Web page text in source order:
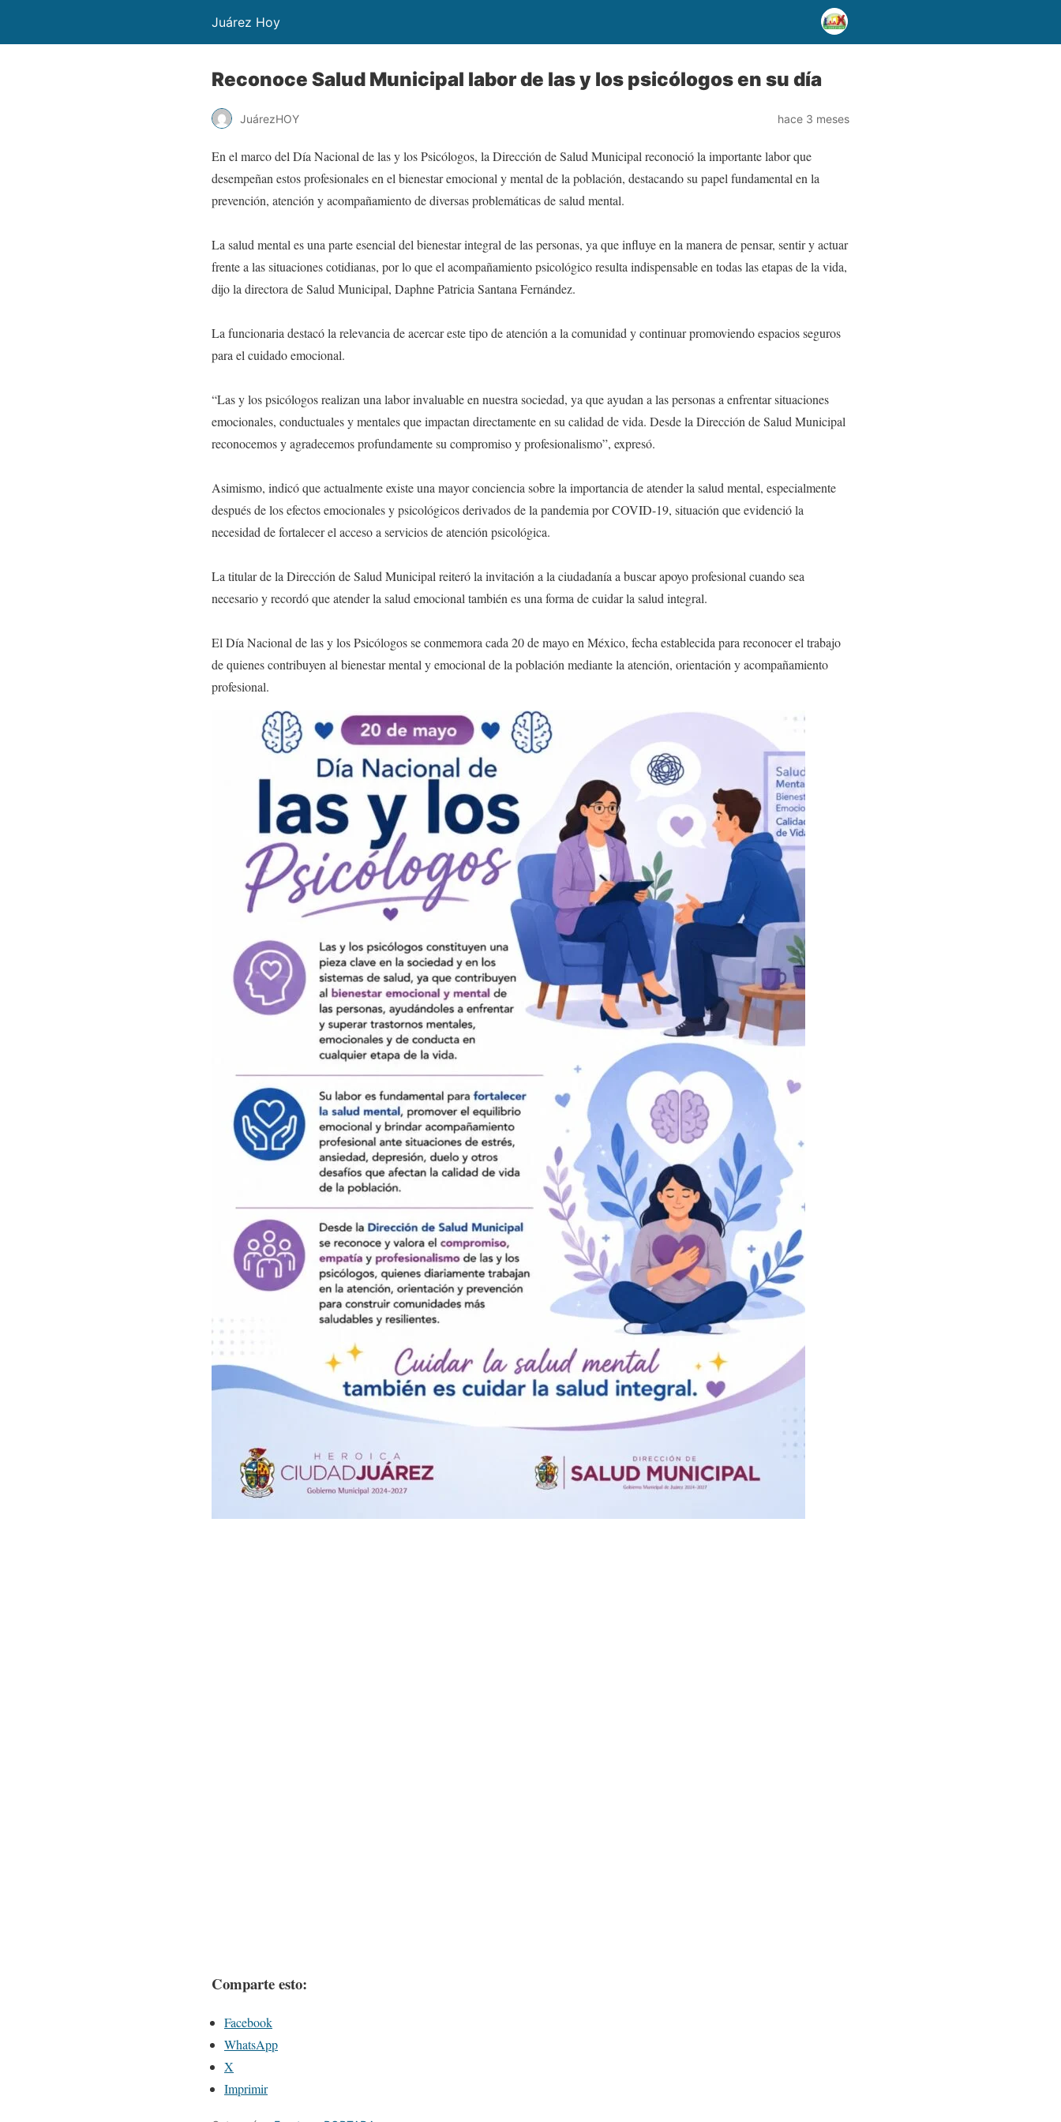
Juárez Hoy
Reconoce Salud Municipal labor de las y los psicólogos en su día
JuárezHOY hace 3 meses
En el marco del Día Nacional de las y los Psicólogos, la Dirección de Salud Municipal reconoció la importante labor que
desempeñan estos profesionales en el bienestar emocional y mental de la población, destacando su papel fundamental en la
prevención, atención y acompañamiento de diversas problemáticas de salud mental.
La salud mental es una parte esencial del bienestar integral de las personas, ya que influye en la manera de pensar, sentir y actuar
frente a las situaciones cotidianas, por lo que el acompañamiento psicológico resulta indispensable en todas las etapas de la vida,
dijo la directora de Salud Municipal, Daphne Patricia Santana Fernández.
La funcionaria destacó la relevancia de acercar este tipo de atención a la comunidad y continuar promoviendo espacios seguros
para el cuidado emocional.
“Las y los psicólogos realizan una labor invaluable en nuestra sociedad, ya que ayudan a las personas a enfrentar situaciones
emocionales, conductuales y mentales que impactan directamente en su calidad de vida. Desde la Dirección de Salud Municipal
reconocemos y agradecemos profundamente su compromiso y profesionalismo”, expresó.
Asimismo, indicó que actualmente existe una mayor conciencia sobre la importancia de atender la salud mental, especialmente
después de los efectos emocionales y psicológicos derivados de la pandemia por COVID-19, situación que evidenció la
necesidad de fortalecer el acceso a servicios de atención psicológica.
La titular de la Dirección de Salud Municipal reiteró la invitación a la ciudadanía a buscar apoyo profesional cuando sea
necesario y recordó que atender la salud emocional también es una forma de cuidar la salud integral.
El Día Nacional de las y los Psicólogos se conmemora cada 20 de mayo en México, fecha establecida para reconocer el trabajo
de quienes contribuyen al bienestar mental y emocional de la población mediante la atención, orientación y acompañamiento
profesional.
Comparte esto:
Facebook
WhatsApp
X
Imprimir